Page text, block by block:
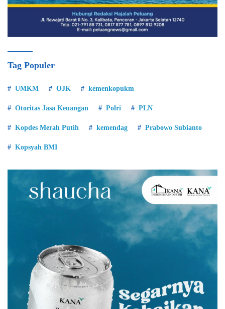
Tag Populer
UMKM OJK kemenkopukm
Otoritas Jasa Keuangan Polri PLN
Kopdes Merah Putih kemendag Prabowo Subianto
Kopsyah BMI